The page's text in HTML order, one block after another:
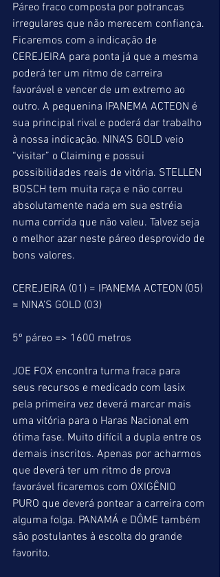
Páreo fraco composta por potrancas
irregulares que não merecem confiança.
Ficaremos com a indicação de
CEREJEIRA para ponta já que a mesma
poderá ter um ritmo de carreira
favorável e vencer de um extremo ao
outro. A pequenina IPANEMA ACTEON é
sua principal rival e poderá dar trabalho
à nossa indicação. NINA’S GOLD veio
“visitar” o Claiming e possui
possibilidades reais de vitória. STELLEN
BOSCH tem muita raça e não correu
absolutamente nada em sua estréia
numa corrida que não valeu. Talvez seja
o melhor azar neste páreo desprovido de
bons valores.
CEREJEIRA (01) = IPANEMA ACTEON (05)
= NINA’S GOLD (03)
5º páreo => 1600 metros
JOE FOX encontra turma fraca para
seus recursos e medicado com lasix
pela primeira vez deverá marcar mais
uma vitória para o Haras Nacional em
ótima fase. Muito difícil a dupla entre os
demais inscritos. Apenas por acharmos
que deverá ter um ritmo de prova
favorável ficaremos com OXIGÊNIO
PURO que deverá pontear a carreira com
alguma folga. PANAMÁ e DÔME também
são postulantes à escolta do grande
favorito.